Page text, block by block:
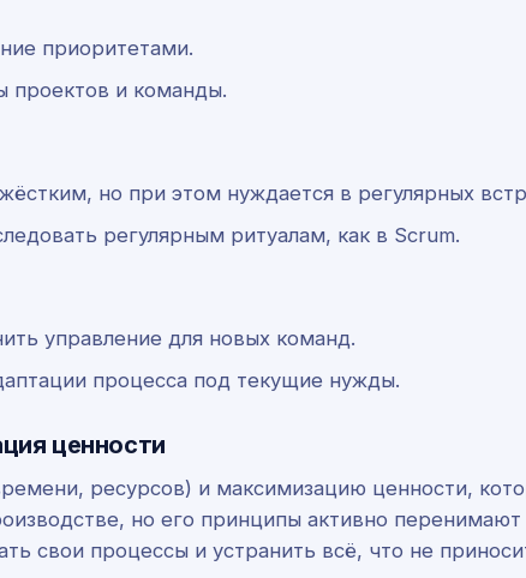
приоритетами.
проектов и команды.
но при этом нуждается в регулярных
регулярным ритуалам, как в Scrum.
управление для новых команд.
процесса под текущие нужды.
ценности
ресурсов) и максимизацию ценности,
но его принципы активно
свои процессы и устранить всё, что не